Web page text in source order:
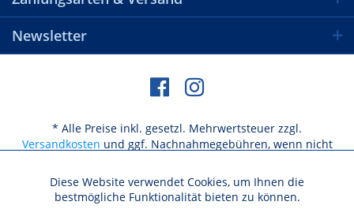
Newsletter
* Alle Preise inkl. gesetzl. Mehrwertsteuer zzgl.
Versandkosten und ggf. Nachnahmegebühren, wenn nicht
Funktionale
Aktiv
Diese Website verwendet Cookies, um Ihnen die
bestmögliche Funktionalität bieten zu können.